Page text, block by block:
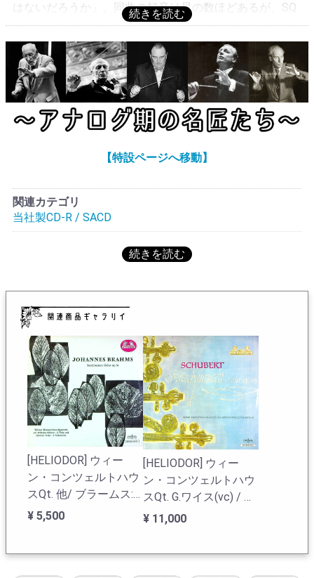
はないだろうか」。同曲の録音は星の数ほどあるが、SQ
版となると極めて少ないのが実情。その中から最初のLP
録音と思われるウィーン・コンツェルトハウスQt.を取り
上げることにした。この演奏こそが最もウィーン風であ
ると考える。WESTMINSTER-レーベルは1949年、米の資
本で発足し、ウィーンの録音を世界に発信する目的で始
まった。特に1950年代にモノラル録音されたLPは現在も
ファンが多い。このアイネ・クライネも1954年頃の録
音。ご承知のとおり、ウィーンには2つの名オーケストラ
一方のウィーンso.から、このコンツェルトハウスQt.が生
ており、このアイネ・クライネはコンツェルトハウスQt.
が担当した。この演奏の圧倒的なエネルギー、そして濃
厚なウィーン風味は、他の団体には真似できない職人技
最高の理想的演奏を知ることも大切。同Qt.は1967年、リ
軋みが抑えられている。R-IAAカーブ補正済。目立つキズ
は無い。
ウィーン・コンツェルトハウスQtの在庫一覧へ
【特設ページへ移動】
関連カテゴリ
当社製CD-R / SACD
[HELIODOR] ウィー
ン・コンツェルトハウ
スQt. 他/ ブラームス:
弦楽六重奏曲2番Op.36
¥ 5,500
[HELIODOR] ウィー
ン・コンツェルトハウ
スQt. G.ワイス(vc) / シ
ューベルト:弦楽五重奏
¥ 11,000